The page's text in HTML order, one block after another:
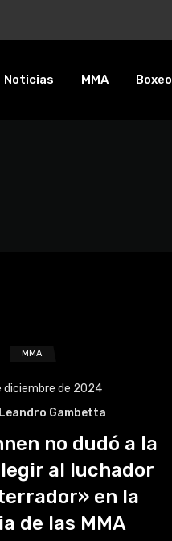
Noticias MMA Boxeo
MMA
diciembre de 2024
Leandro Gambetta
no dudó a la
al luchador
en la
de las MMA